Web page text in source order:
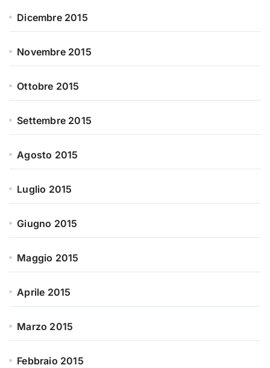
Dicembre 2015
Novembre 2015
Ottobre 2015
Settembre 2015
Agosto 2015
Luglio 2015
Giugno 2015
Maggio 2015
Aprile 2015
Marzo 2015
Febbraio 2015